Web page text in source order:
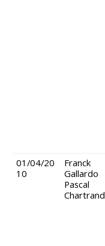
01/04/20
10
Franck
Gallardo
Pascal
Chartrand